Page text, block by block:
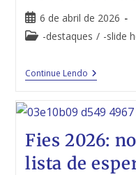
6 de abril de 2026
-destaques / -slide
Continue Lendo
Fies 2026:
lista de